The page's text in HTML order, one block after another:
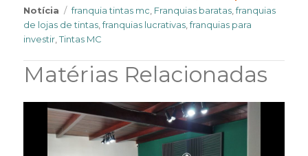
Notícia
Tags
franquia tintas mc, Franquias baratas,franquias
de lojas de tintas,franquias lucrativas,franquias para
investir,Tintas MC
Matérias Relacionadas